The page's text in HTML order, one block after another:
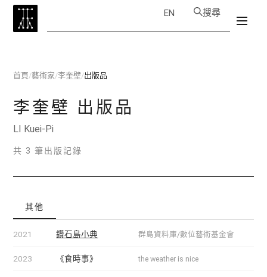
EN 搜尋
首頁/藝術家/李奎壁/出版品
李奎壁 出版品
LI Kuei-Pi
共 3 筆出版記錄
其他
2021 鑽石島小典 群島資料庫/數位藝術基金會
2023 《食時事》 the weather is nice